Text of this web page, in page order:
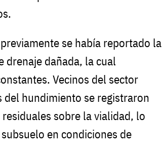
se había reportado la
drenaje dañada, la cual
Vecinos del sector
del hundimiento se registraron
sobre la vialidad, lo
en condiciones de